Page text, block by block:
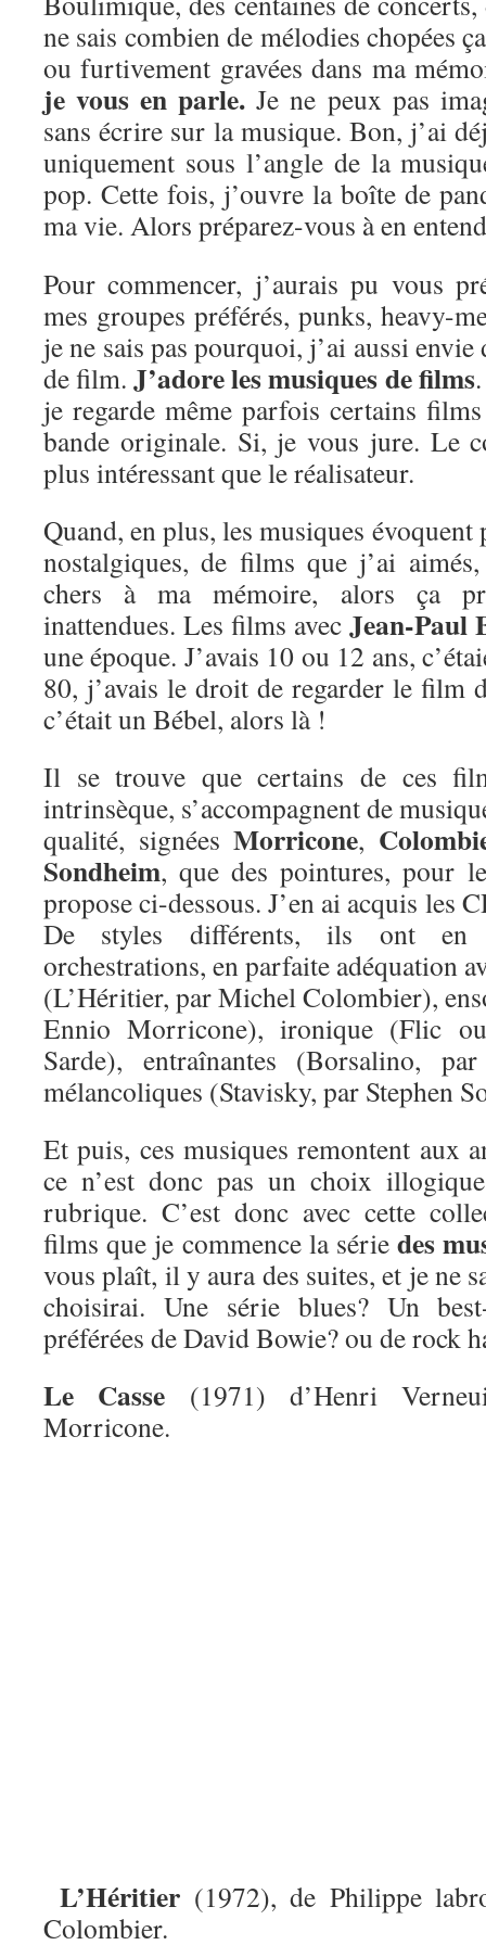
ne sais combien de mélodies chopées
ou furtivement gravées dans ma
je vous en parle. Je ne peux pas
sans écrire sur la musique. Bon, j’ai
uniquement sous l’angle de la
pop. Cette fois, j’ouvre la boîte de
ma vie. Alors préparez-vous à en
Pour commencer, j’aurais pu vous
mes groupes préférés, punks, heavy-
je ne sais pas pourquoi, j’ai aussi
de film.J’adore les musiques de films
je regarde même parfois certains
bande originale. Si, je vous jure. Le
plus intéressant que le réalisateur.
Quand, en plus, les musiques
nostalgiques, de films que j’ai
chers à ma mémoire, alors ça
inattendues. Les films avec Jean-Paul
une époque. J’avais 10 ou 12 ans,
80, j’avais le droit de regarder le film
c’était un Bébel, alors là !
Il se trouve que certains de ces
intrinsèque, s’accompagnent de
qualité, signées Morricone,
Sondheim, que des pointures, pour
propose ci-dessous. J’en ai acquis les
De styles différents, ils ont en
orchestrations, en parfaite adéquation
(L’Héritier, par Michel Colombier),
Ennio Morricone), ironique (Flic
Sarde), entraînantes (Borsalino,
mélancoliques (Stavisky, par Stephen
Et puis, ces musiques remontent aux
ce n’est donc pas un choix
rubrique. C’est donc avec cette
films que je commence la série des
vous plaît, il y aura des suites, et je ne
choisirai. Une série blues? Un
préférées de David Bowie? ou de rock
Le Casse (1971) d’Henri
Morricone.
L’Héritier (1972), de Philippe
Colombier.